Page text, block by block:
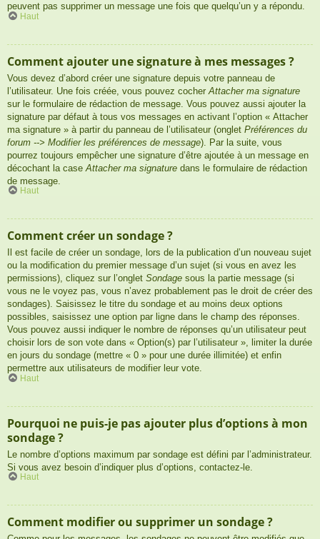
peuvent pas supprimer un message une fois que quelqu’un y a répondu.
Haut
Comment ajouter une signature à mes messages ?
Vous devez d’abord créer une signature depuis votre panneau de
l’utilisateur. Une fois créée, vous pouvez cocher Attacher ma signature
sur le formulaire de rédaction de message. Vous pouvez aussi ajouter la
signature par défaut à tous vos messages en activant l’option « Attacher
ma signature » à partir du panneau de l’utilisateur (onglet Préférences du
forum --> Modifier les préférences de message). Par la suite, vous
pourrez toujours empêcher une signature d’être ajoutée à un message en
décochant la case Attacher ma signature dans le formulaire de rédaction
de message.
Haut
Comment créer un sondage ?
Il est facile de créer un sondage, lors de la publication d’un nouveau sujet
ou la modification du premier message d’un sujet (si vous en avez les
permissions), cliquez sur l’onglet Sondage sous la partie message (si
vous ne le voyez pas, vous n’avez probablement pas le droit de créer des
sondages). Saisissez le titre du sondage et au moins deux options
possibles, saisissez une option par ligne dans le champ des réponses.
Vous pouvez aussi indiquer le nombre de réponses qu’un utilisateur peut
choisir lors de son vote dans « Option(s) par l’utilisateur », limiter la durée
en jours du sondage (mettre « 0 » pour une durée illimitée) et enfin
permettre aux utilisateurs de modifier leur vote.
Haut
Pourquoi ne puis-je pas ajouter plus d’options à mon
sondage ?
Le nombre d’options maximum par sondage est défini par l’administrateur.
Si vous avez besoin d’indiquer plus d’options, contactez-le.
Haut
Comment modifier ou supprimer un sondage ?